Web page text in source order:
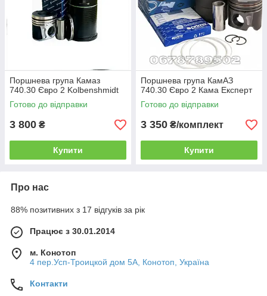
Поршнева група Камаз
740.30 Євро 2 Kolbenshmidt
Готово до відправки
3 800 ₴
Купити
Поршнева група КамАЗ
740.30 Євро 2 Кама Експерт
Готово до відправки
3 350 ₴/комплект
Купити
Про нас
88% позитивних з 17 відгуків за рік
Працює з 30.01.2014
м. Конотоп
4 пер.Усп-Троицкой дом 5А, Конотоп, Україна
Контакти